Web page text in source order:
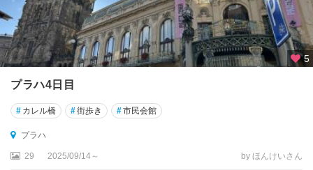
5
プラハ4日目
# カレル橋 #街歩き #市民会館
プラハ
29 2025/09/14～ by ほんけいさん